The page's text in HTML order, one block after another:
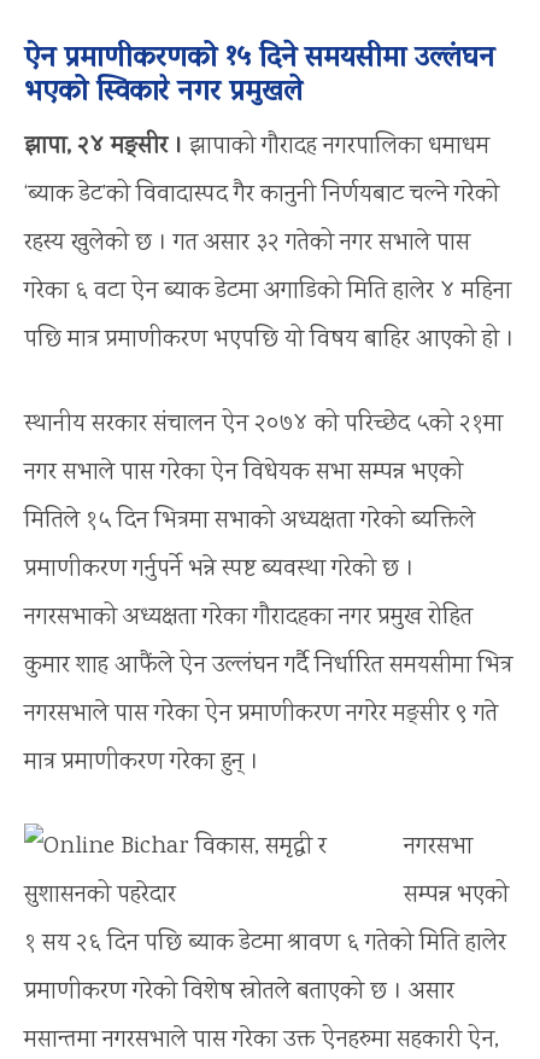
ऐन प्रमाणीकरणको १५ दिने समयसीमा उल्लंघन
भएको स्विकारे नगर प्रमुखले
झापा, २४ मङ्सीर । झापाको गौरादह नगरपालिका धमाधम
‘ब्याक डेट’को विवादास्पद गैर कानुनी निर्णयबाट चल्ने गरेको
रहस्य खुलेको छ । गत असार ३२ गतेको नगर सभाले पास
गरेका ६ वटा ऐन ब्याक डेटमा अगाडिको मिति हालेर ४ महिना
पछि मात्र प्रमाणीकरण भएपछि यो विषय बाहिर आएको हो ।
स्थानीय सरकार संचालन ऐन २०७४ को परिच्छेद ५को २१मा
नगर सभाले पास गरेका ऐन विधेयक सभा सम्पन्न भएको
मितिले १५ दिन भित्रमा सभाको अध्यक्षता गरेको ब्यक्तिले
प्रमाणीकरण गर्नुपर्ने भन्ने स्पष्ट ब्यवस्था गरेको छ ।
नगरसभाको अध्यक्षता गरेका गौरादहका नगर प्रमुख रोहित
कुमार शाह आफैंले ऐन उल्लंघन गर्दै निर्धारित समयसीमा भित्र
नगरसभाले पास गरेका ऐन प्रमाणीकरण नगरेर मङ्सीर ९ गते
मात्र प्रमाणीकरण गरेका हुन् ।
नगरसभा
सम्पन्न भएको
१ सय २६ दिन पछि ब्याक डेटमा श्रावण ६ गतेको मिति हालेर
प्रमाणीकरण गरेको विशेष स्रोतले बताएको छ । असार
मसान्तमा नगरसभाले पास गरेका उक्त ऐनहरुमा सहकारी ऐन,